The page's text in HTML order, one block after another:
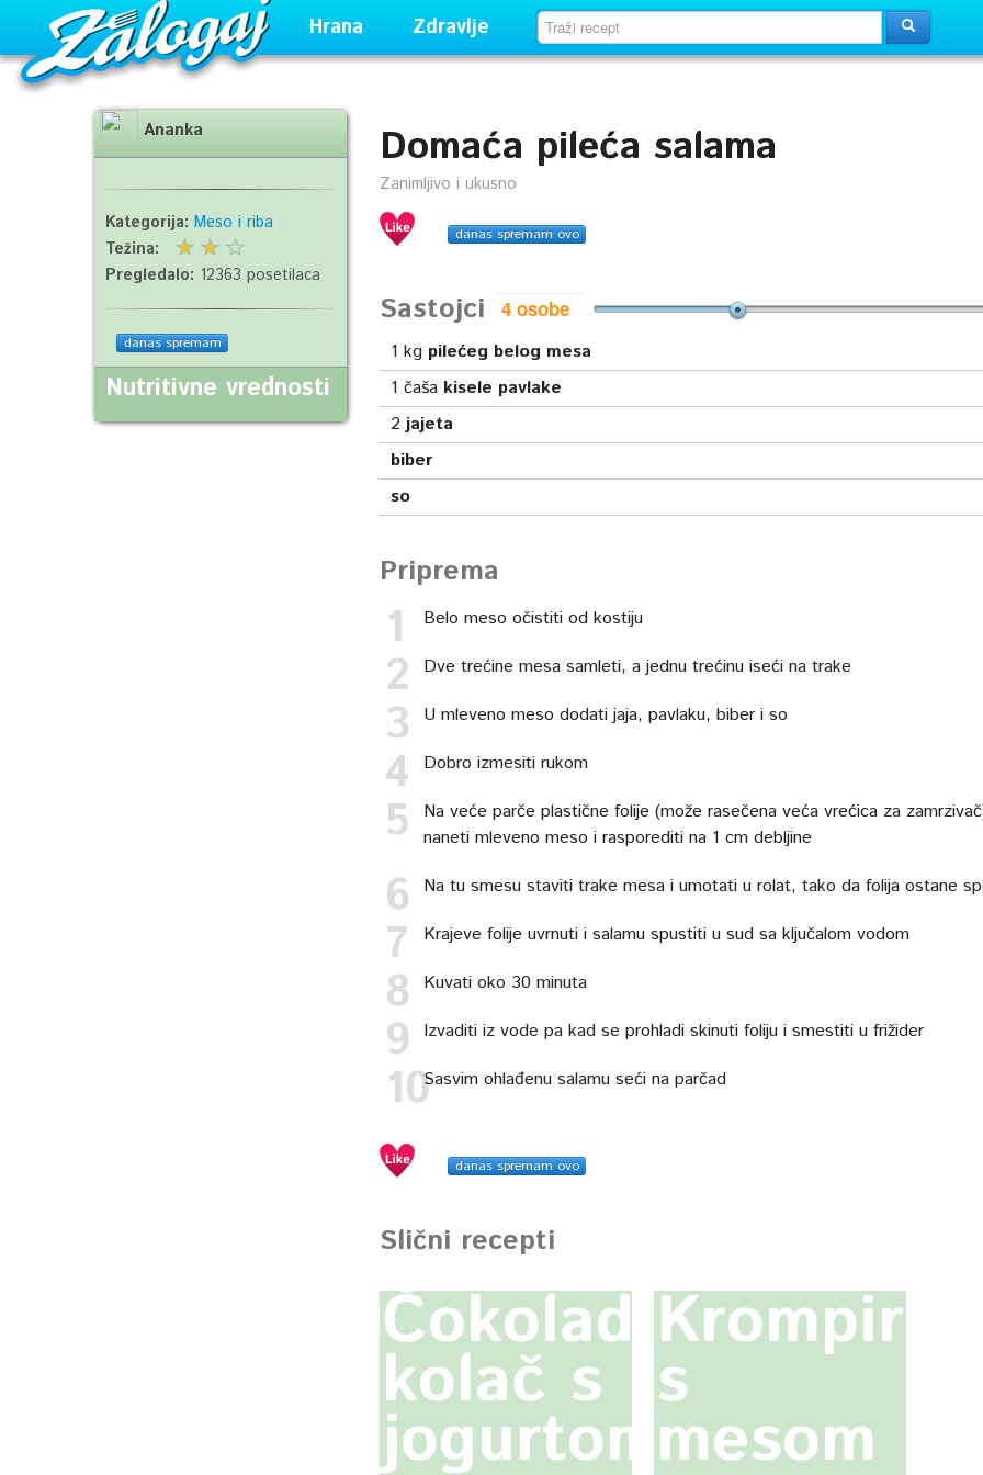
Hrana Zdravlje
Domaća pileća salama
Zanimljivo i ukusno
danas spremam ovo
Sastojci
1 kg pilećeg belog mesa
1 čaša kisele pavlake
2 jajeta
biber
so
Priprema
Belo meso očistiti od kostiju
Dve trećine mesa samleti, a jednu trećinu iseći na trake
U mleveno meso dodati jaja, pavlaku, biber i so
Dobro izmesiti rukom
Na veće parče plastične folije (može rasečena veća vrećica za
naneti mleveno meso i rasporediti na 1 cm debljine
Na tu smesu staviti trake mesa i umotati u rolat, tako da folija ostane
Krajeve folije uvrnuti i salamu spustiti u sud sa ključalom vodom
Kuvati oko 30 minuta
Izvaditi iz vode pa kad se prohladi skinuti foliju i smestiti u frižider
Sasvim ohlađenu salamu seći na parčad
danas spremam ovo
Slični recepti
Čokoladni
kolač s
jogurtom
Krompir
s
mesom
Ananka
Kategorija: Meso i riba
Težina:
Pregledalo: 12363 posetilaca
danas spremam
Nutritivne vrednosti